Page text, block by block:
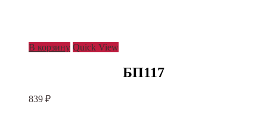
В корзину Quick View
БП117
839 ₽